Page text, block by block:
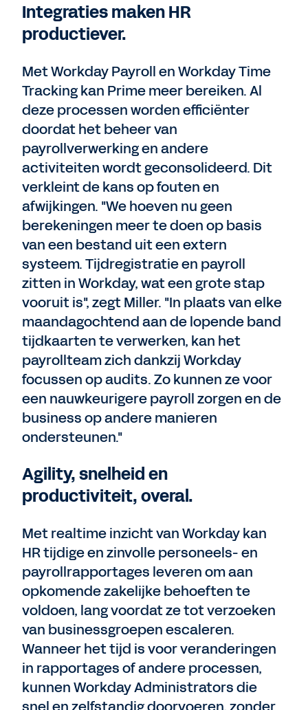
Integraties maken HR
productiever.
Met Workday Payroll en Workday Time
Tracking kan Prime meer bereiken. Al
deze processen worden efficiënter
doordat het beheer van
payrollverwerking en andere
activiteiten wordt geconsolideerd. Dit
verkleint de kans op fouten en
afwijkingen. "We hoeven nu geen
berekeningen meer te doen op basis
van een bestand uit een extern
systeem. Tijdregistratie en payroll
zitten in Workday, wat een grote stap
vooruit is", zegt Miller. "In plaats van elke
maandagochtend aan de lopende band
tijdkaarten te verwerken, kan het
payrollteam zich dankzij Workday
focussen op audits. Zo kunnen ze voor
een nauwkeurigere payroll zorgen en de
business op andere manieren
ondersteunen."
Agility, snelheid en
productiviteit, overal.
Met realtime inzicht van Workday kan
HR tijdige en zinvolle personeels- en
payrollrapportages leveren om aan
opkomende zakelijke behoeften te
voldoen, lang voordat ze tot verzoeken
van businessgroepen escaleren.
Wanneer het tijd is voor veranderingen
in rapportages of andere processen,
kunnen Workday Administrators die